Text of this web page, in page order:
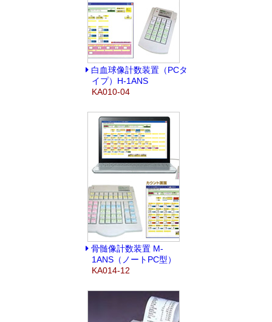
白血球像計数装置（PCタ
イプ）H-1ANS
KA010-04
骨髄像計数装置 M-
1ANS（ノートPC型）
KA014-12